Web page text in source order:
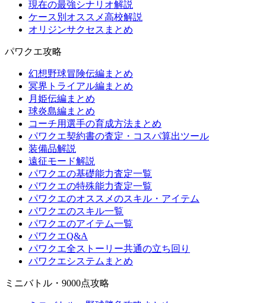
現在の最強シナリオ解説
ケース別オススメ高校解説
オリジンサクセスまとめ
パワクエ攻略
幻想野球冒険伝編まとめ
冥界トライアル編まとめ
月姫伝編まとめ
球炎島編まとめ
コーチ用選手の育成方法まとめ
パワクエ契約書の査定・コスパ算出ツール
装備品解説
遠征モード解説
パワクエの基礎能力査定一覧
パワクエの特殊能力査定一覧
パワクエのオススメのスキル・アイテム
パワクエのスキル一覧
パワクエのアイテム一覧
パワクエQ&A
パワクエ全ストーリー共通の立ち回り
パワクエシステムまとめ
ミニバトル・9000点攻略